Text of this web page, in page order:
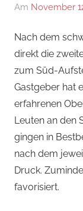
Am November
Nach dem
direkt die
zum Süd-
Gastgeber hat
erfahrenen
Leuten an den
gingen in
nach dem
Druck.
favorisiert.